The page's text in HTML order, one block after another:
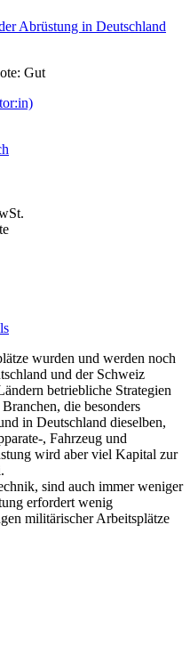
Gut
wurden und werden noch
und der Schweiz
betriebliche Strategien
die besonders
in Deutschland dieselben,
, Fahrzeug und
wird aber viel Kapital zur
sind auch immer weniger
erfordert wenig
militärischer Arbeitsplätze